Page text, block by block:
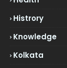
Histrory
Knowledge
Kolkata